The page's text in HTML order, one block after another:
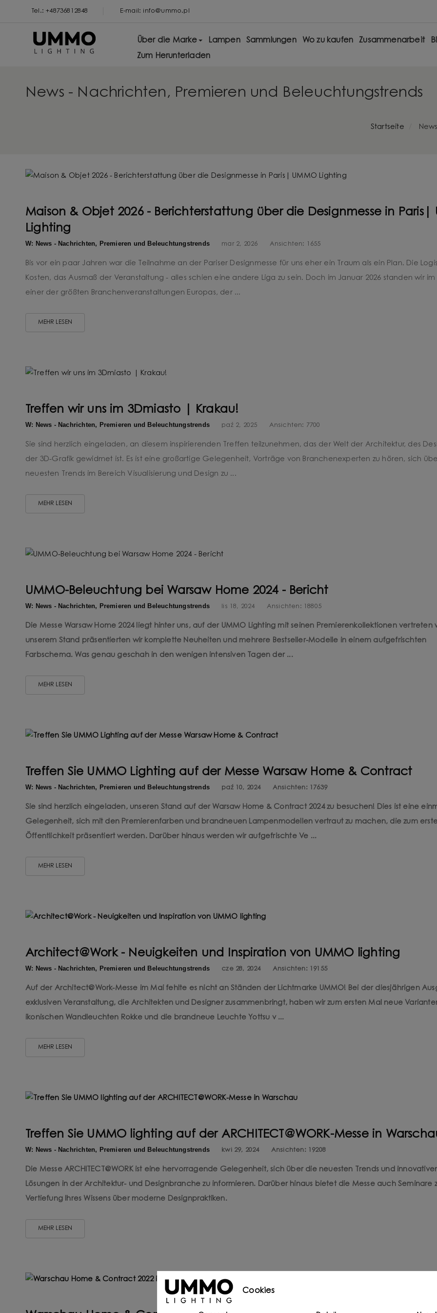
Tel.: +48736812848 E-mail: info@ummo.pl
Über die Marke Lampen Sammlungen Wo zu kaufen Zusammenarbeit
Zum Herunterladen
News - Nachrichten, Premieren und Beleuchtungstrends
Startseite
Maison & Objet 2026 - Berichterstattung über die Designmesse in Paris|
Lighting
W: News - Nachrichten, Premieren und Beleuchtungstrends mar 2, 2026 Ansichten: 1655
Bis vor ein paar Jahren war die Teilnahme an der Pariser Designmesse für uns eher ein Traum als ein Plan. Die
Kosten, das Ausmaß der Veranstaltung - alles schien eine andere Liga zu sein. Doch im Januar 2026 standen wir im
einer der größten Branchenveranstaltungen Europas, der ...
MEHR LESEN
Treffen wir uns im 3Dmiasto | Krakau!
W: News - Nachrichten, Premieren und Beleuchtungstrends paź 2, 2025 Ansichten: 7700
Sie sind herzlich eingeladen, an diesem inspirierenden Treffen teilzunehmen, das der Welt der Architektur, des
der 3D-Grafik gewidmet ist. Es ist eine großartige Gelegenheit, Vorträge von Branchenexperten zu hören, sich
neuesten Trends im Bereich Visualisierung und Design zu ...
MEHR LESEN
UMMO-Beleuchtung bei Warsaw Home 2024 - Bericht
W: News - Nachrichten, Premieren und Beleuchtungstrends lis 18, 2024 Ansichten: 18805
Die Messe Warsaw Home 2024 liegt hinter uns, auf der UMMO Lighting mit seinen Premierenkollektionen vertreten
unserem Stand präsentierten wir komplette Neuheiten und mehrere Bestseller-Modelle in einem aufgefrischten
Farbschema. Was genau geschah in den wenigen intensiven Tagen der ...
MEHR LESEN
Treffen Sie UMMO Lighting auf der Messe Warsaw Home & Contract
W: News - Nachrichten, Premieren und Beleuchtungstrends paź 10, 2024 Ansichten: 17639
Sie sind herzlich eingeladen, unseren Stand auf der Warsaw Home & Contract 2024 zu besuchen! Dies ist eine
Gelegenheit, sich mit den Premierenfarben und brandneuen Lampenmodellen vertraut zu machen, die zum
Öffentlichkeit präsentiert werden. Darüber hinaus werden wir aufgefrischte Ve ...
MEHR LESEN
Architect@Work - Neuigkeiten und Inspiration von UMMO lighting
W: News - Nachrichten, Premieren und Beleuchtungstrends cze 28, 2024 Ansichten: 19155
Auf der Architect@Work-Messe im Mai fehlte es nicht an Ständen der Lichtmarke UMMO! Bei der diesjährigen
exklusiven Veranstaltung, die Architekten und Designer zusammenbringt, haben wir zum ersten Mal neue
ikonischen Wandleuchten Rokke und die brandneue Leuchte Yottsu v ...
MEHR LESEN
Treffen Sie UMMO lighting auf der ARCHITECT@WORK-Messe in
W: News - Nachrichten, Premieren und Beleuchtungstrends kwi 29, 2024 Ansichten: 19208
Die Messe ARCHITECT@WORK ist eine hervorragende Gelegenheit, sich über die neuesten Trends und
Lösungen in der Architektur- und Designbranche zu informieren. Darüber hinaus bietet die Messe auch Seminare
Vertiefung Ihres Wissens über moderne Designpraktiken.
MEHR LESEN
Cookies